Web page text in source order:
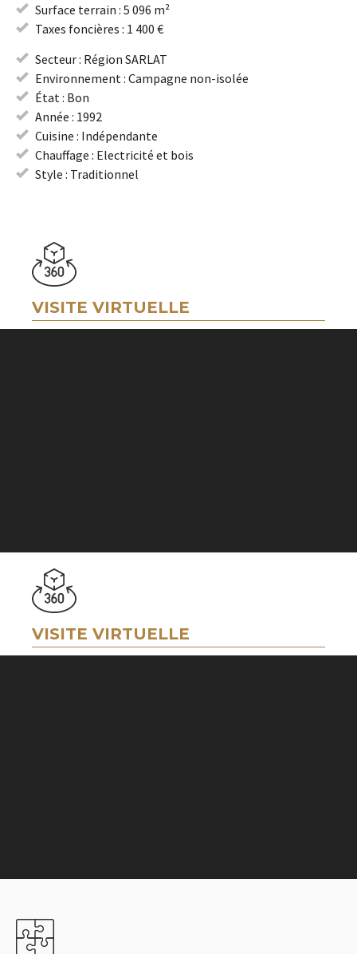
Surface terrain : 5 096 m²
Taxes foncières : 1 400 €
Secteur : Région SARLAT
Environnement : Campagne non-isolée
État : Bon
Année : 1992
Cuisine : Indépendante
Chauffage : Electricité et bois
Style : Traditionnel
VISITE VIRTUELLE
VISITE VIRTUELLE